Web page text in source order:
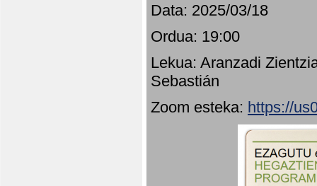
Data: 2025/03/18
Ordua: 19:00
Lekua: Aranzadi
Sebastián
Zoom esteka: https://